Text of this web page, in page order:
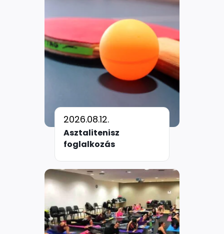
2026.08.12.
Asztalitenisz
foglalkozás